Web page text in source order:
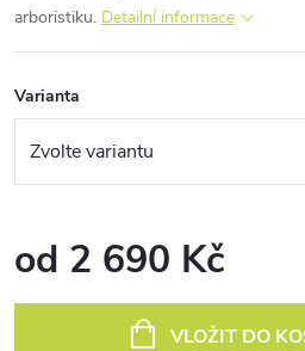
arboristiku. Detailní informace
Varianta
od 2 690 Kč
VLOŽIT DO